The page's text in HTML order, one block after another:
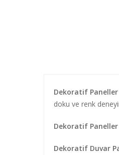
Dekoratif Paneller
doku ve renk
Dekoratif
Dekoratif Duvar